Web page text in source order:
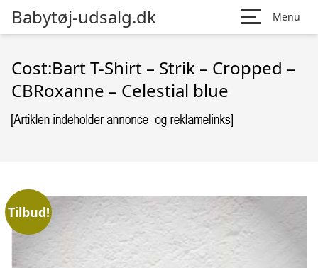
Babytøj-udsalg.dk Menu
Cost:Bart T-Shirt – Strik – Cropped –
CBRoxanne – Celestial blue
Tilbud!